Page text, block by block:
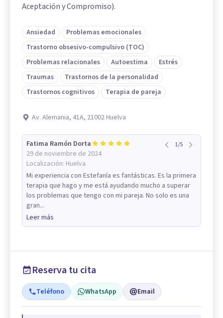
Aceptación y Compromiso).
Ansiedad
Problemas emocionales
Trastorno obsesivo-compulsivo (TOC)
Problemas relacionales
Autoestima
Estrés
Traumas
Trastornos de la personalidad
Trastornos cognitivos
Terapia de pareja
Av. Alemania, 41A, 21002 Huelva
Fatima Ramón Dorta
29 de noviembre de 2024
Localización: Huelva
1/5
Mi experiencia con Estefanía es fantásticas. Es la primera
terapia que hago y me está ayudando mucho a superar
los problemas que tengo con mi pareja. No solo es una
gran...
Leer más
Reserva tu cita
Teléfono WhatsApp Email